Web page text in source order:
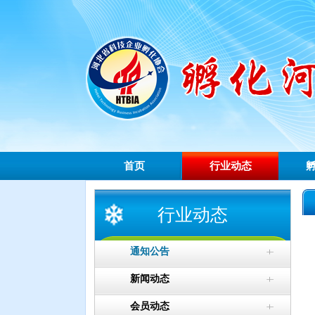
首页 行业动态
行业动态
通知公告
新闻动态
会员动态